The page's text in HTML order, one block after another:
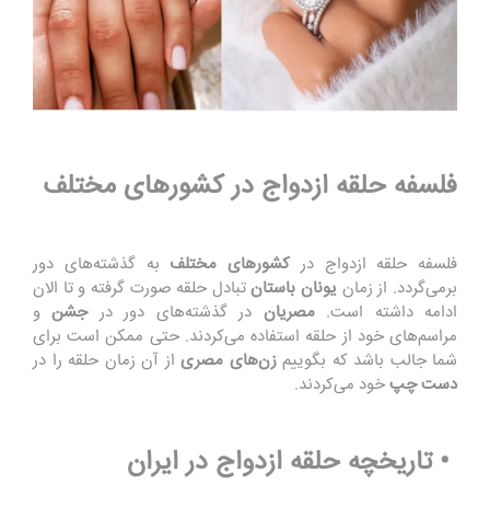
فلسفه حلقه ازدواج در کشورهای مختلف
فلسفه حلقه ازدواج در کشورهای مختلف به گذشته‌های دور
برمی‌گردد. از زمان یونان باستانتبادل حلقه صورت گرفته و تا الان
ادامه داشته است.مصریان در گذشته‌های دور درجشن و
مراسم‌های خود از حلقه استفاده می‌کردند. حتی ممکن است برای
شما جالب باشد که بگوییمزن‌های مصری از آن زمان حلقه را در
دست چپخود می‌کردند.
• تاریخچه حلقه ازدواج در ایران